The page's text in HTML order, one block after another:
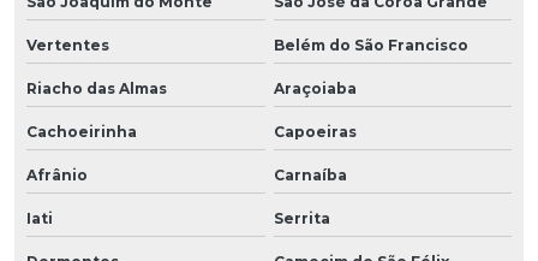
Vertentes Belém do São Francisco
Riacho das Almas Araçoiaba
Cachoeirinha Capoeiras
Afrânio Carnaíba
Iati Serrita